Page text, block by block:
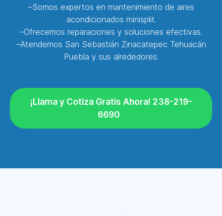
–Somos expertos en mantenimiento de aires
acondicionados minisplit.
–Ofrecemos reparaciones y soluciones efectivas.
–Atendemos San Sebastián Zinacatepec Tehuacán
Puebla y sus alrededores.
¡Llama y Cotiza Gratis Ahora! 238-219-
6690